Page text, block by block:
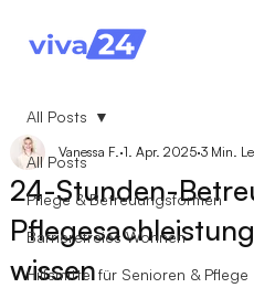
All Posts
Pflege & Betreuungsformen
Barrierefreies Wohnen
Hilfsmittel für Senioren & Pflege
All Posts
24-Stunden-
wissen
Vanessa F. 1. Apr. 2025 3 Min.